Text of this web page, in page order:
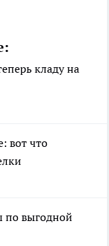
кладу на
вот что
по выгодной